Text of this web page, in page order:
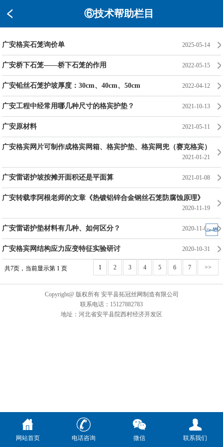
⑥技术帮助栏目
广安格宾石笼询价单 2025-05-14
广安桥下石笼——桥下石笼的作用 2022-05-15
广安铅丝石笼护坡厚度：30cm、40cm、50cm 2022-04-12
广安工程中经常用哪几种尺寸的格宾护垫？ 2021-10-13
广安原材料 2021-05-11
广安格宾网片可制作成格宾网箱、格宾护垫、格宾网兜（赛克格宾）
2021-01-21
广安雷诺护坡按摊开面积还是平面算 2021-01-08
广安转载李阿根老师的文章《热镀铝锌合金钢丝石笼防腐蚀原理》
2020-11-19
广安雷诺护垫材料有几种、如何区分？ 2020-11-09
广安格宾网结构应力应变特征实验研讨 2020-10-31
1 2 3 4 5 6 7 >>
共7页，当前显示第 1 页
Copyright@ 版权所有 安平县拓冠丝网制造有限公司
联系电话：15127882783
地址：河北省安平县院西村经济开发区
网站首页 电话咨询 微信 联系我们